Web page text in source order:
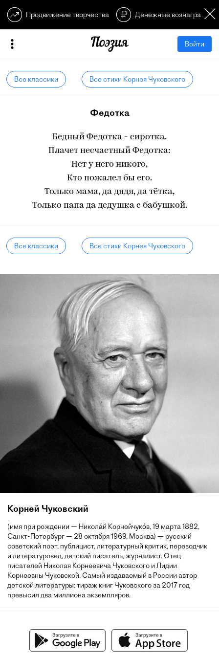
Продвижение творчества Денежные
Войти
Все классики Все стихи Корнея Чуковского
Федотка
Бедный Федотка - сиротка.
Плачет несчастный Федотка:
Нет у него никого,
Кто пожалел бы его.
Только мама, да дядя, да тётка,
Только папа да дедушка с бабушкой.
Все классики Все стихи Корнея Чуковского
Корней Чуковский
(имя при рождении — Никола́й Корнейчуко́в, 19 марта 1882,
Санкт-Петербург — 28 октября 1969, Москва) — русский
советский поэт, публицист, литературный критик, переводчик
и литературовед, детский писатель, журналист. Отец
писателей Николая Корнеевича Чуковского и Лидии
Корнеевны Чуковской. Самый издаваемый в России автор
детской литературы: тираж книг Чуковского за 2017 год
превысил два миллиона экземпляров.